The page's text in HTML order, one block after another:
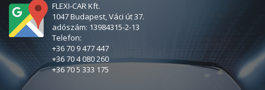
FLEXI-CAR Kft.
1047 Budapest, Váci út 37.
adószám: 13984315-2-13
Telefon:
+36 70 9 477 447
+36 70 4 080 260
+36 70 5 333 175